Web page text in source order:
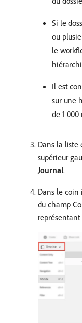
Si le
ou
le
Il est
sur une
de 1 000
Dans la liste
supérieur
Journal.
Dans le coin
du champ